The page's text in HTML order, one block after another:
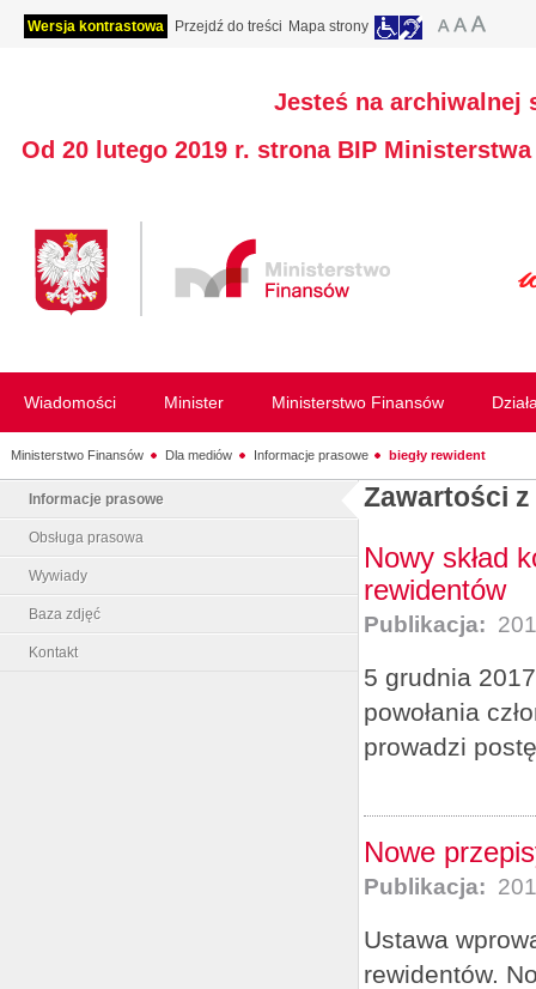
Wersja kontrastowa Przejdź do treści Mapa strony
Jesteś na archiwalnej
Od 20 lutego 2019 r. strona BIP
Wiadomości Minister Ministerstwo Finansów
Ministerstwo Finansów Dla mediów Informacje prasowe biegły rewident
Informacje prasowe
Obsługa prasowa
Wywiady
Baza zdjęć
Kontakt
Zawartości
Nowy skład
rewidentów
Publikacja:
5 grudnia
powołania
prowadzi
Nowe
Publikacja:
Ustawa
rewidentów.